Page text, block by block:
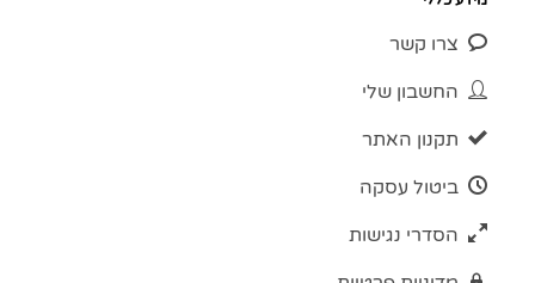
צרו קשר
החשבון שלי
תקנון האתר
ביטול עסקה
הסדרי נגישות